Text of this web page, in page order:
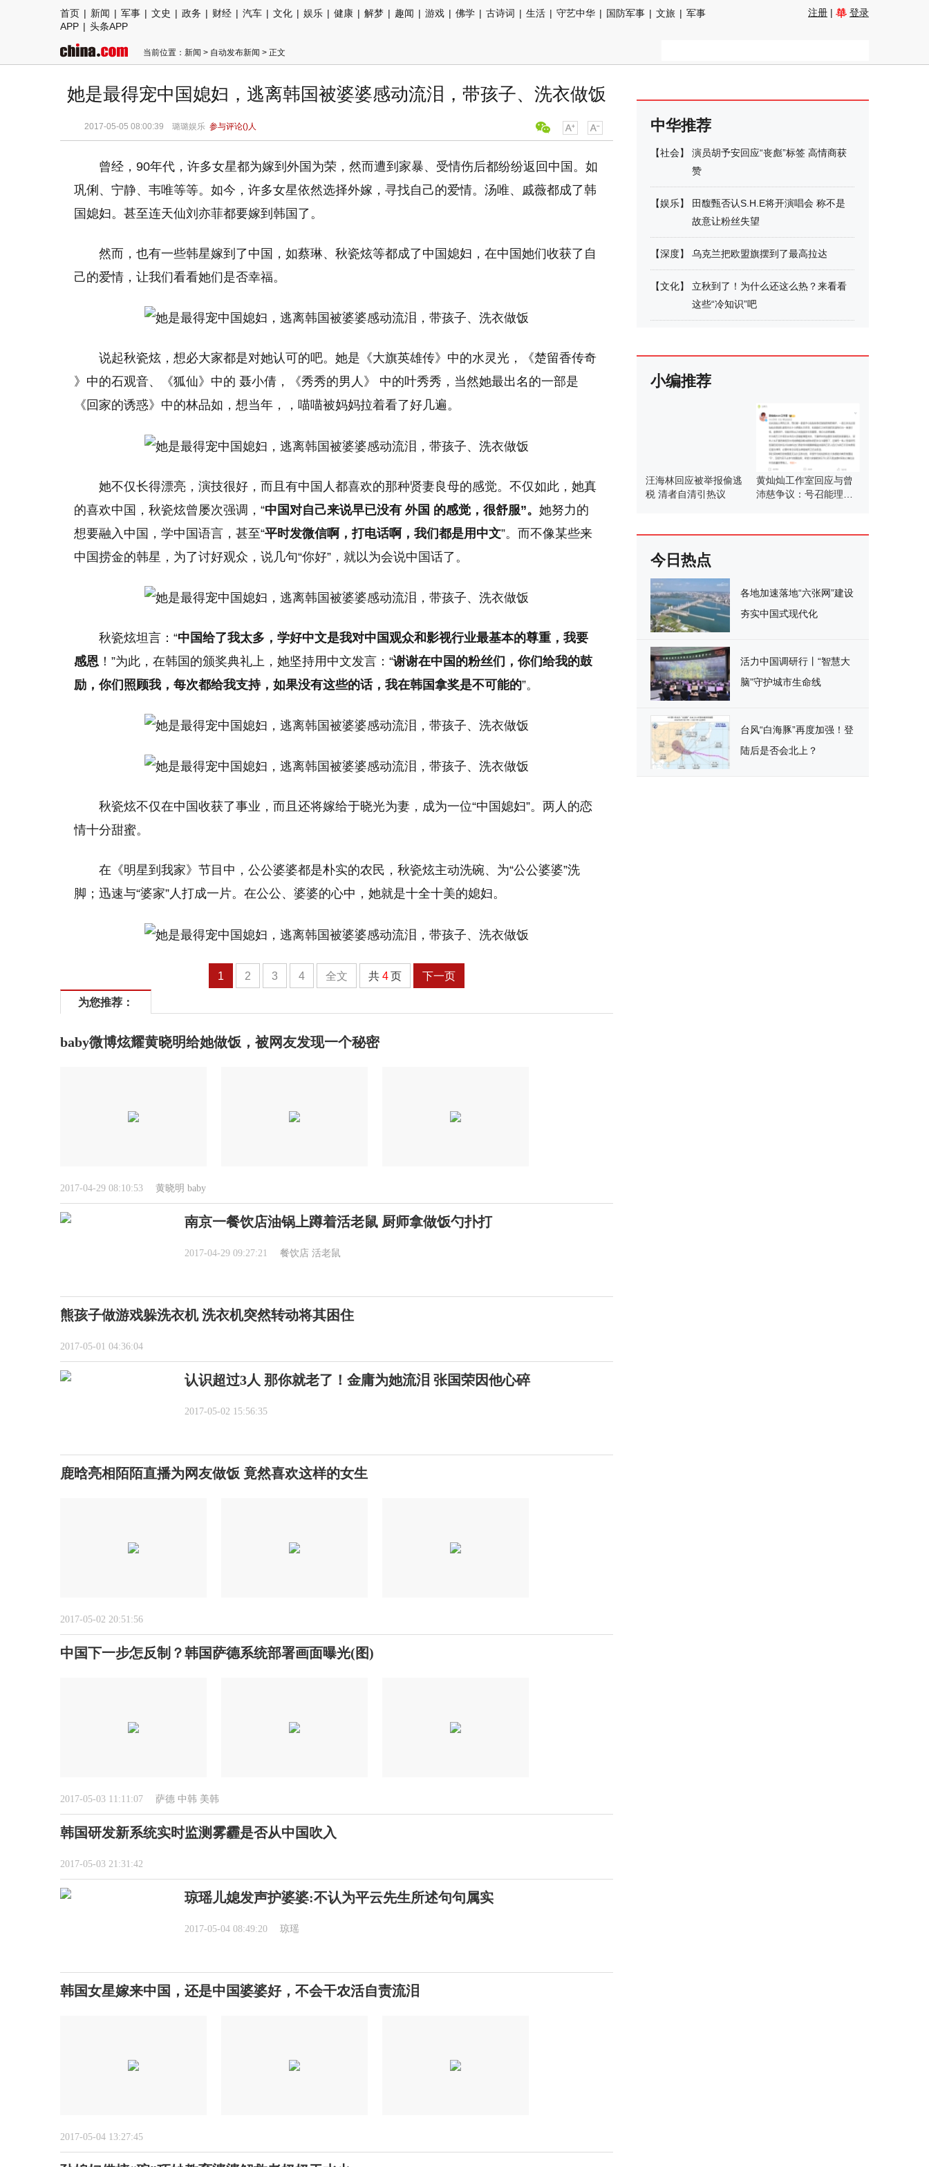
首页 | 新闻 | 军事 | 文史 | 政务 | 财经 | 汽车 | 文化 | 娱乐 | 健康 | 解梦 | 趣闻 | 游戏 | 佛学 | 古诗词 | 生活 | 守艺中华 | 国防军事 | 文旅 | 军事
APP | 头条APP
注册 | 登录
当前位置： 新闻 > 自动发布新闻 > 正文
她是最得宠中国媳妇，逃离韩国被婆婆感动流泪，带孩子、洗衣做饭
2017-05-05 08:00:39 璐璐娱乐 参与评论()人
曾经，90年代，许多女星都为嫁到外国为荣，然而遭到家暴、受情伤后都纷纷返回中国。如
巩俐、宁静、韦唯等等。如今，许多女星依然选择外嫁，寻找自己的爱情。汤唯、戚薇都成了韩
国媳妇。甚至连天仙刘亦菲都要嫁到韩国了。
然而，也有一些韩星嫁到了中国，如蔡琳、秋瓷炫等都成了中国媳妇，在中国她们收获了自
己的爱情，让我们看看她们是否幸福。
说起秋瓷炫，想必大家都是对她认可的吧。她是《大旗英雄传》中的水灵光，《楚留香传奇
》中的石观音、《狐仙》中的 聂小倩，《秀秀的男人》 中的叶秀秀，当然她最出名的一部是
《回家的诱惑》中的林品如，想当年，，喵喵被妈妈拉着看了好几遍。
她不仅长得漂亮，演技很好，而且有中国人都喜欢的那种贤妻良母的感觉。不仅如此，她真
的喜欢中国，秋瓷炫曾屡次强调，“中国对自己来说早已没有 外国 的感觉，很舒服”。 她努力的
想要融入中国，学中国语言，甚至“平时发微信啊，打电话啊，我们都是用中文”。而不像某些来
中国捞金的韩星，为了讨好观众，说几句“你好”，就以为会说中国话了。
秋瓷炫坦言：“中国给了我太多，学好中文是我对中国观众和影视行业最基本的尊重，我要
感恩 ！”为此，在韩国的颁奖典礼上，她坚持用中文发言：“谢谢在中国的粉丝们，你们给我的鼓
励，你们照顾我，每次都给我支持，如果没有这些的话，我在韩国拿奖是不可能的”。
秋瓷炫不仅在中国收获了事业，而且还将嫁给于晓光为妻，成为一位“中国媳妇”。两人的恋
情十分甜蜜。
在《明星到我家》节目中，公公婆婆都是朴实的农民，秋瓷炫主动洗碗、为“公公婆婆”洗
脚；迅速与“婆家”人打成一片。在公公、婆婆的心中，她就是十全十美的媳妇。
1 2 3 4 全文 共 4 页 下一页
为您推荐：
baby微博炫耀黄晓明给她做饭，被网友发现一个秘密
2017-04-29 08:10:53 黄晓明 baby
南京一餐饮店油锅上蹲着活老鼠 厨师拿做饭勺扑打
2017-04-29 09:27:21 餐饮店 活老鼠
熊孩子做游戏躲洗衣机 洗衣机突然转动将其困住
2017-05-01 04:36:04
认识超过3人 那你就老了！金庸为她流泪 张国荣因他心碎
2017-05-02 15:56:35
鹿晗亮相陌陌直播为网友做饭 竟然喜欢这样的女生
2017-05-02 20:51:56
中国下一步怎反制？韩国萨德系统部署画面曝光(图)
2017-05-03 11:11:07 萨德 中韩 美韩
韩国研发新系统实时监测雾霾是否从中国吹入
2017-05-03 21:31:42
琼瑶儿媳发声护婆婆:不认为平云先生所述句句属实
2017-05-04 08:49:20 琼瑶
韩国女星嫁来中国，还是中国婆婆好，不会干农活自责流泪
2017-05-04 13:27:45
中华推荐
【社会】
演员胡予安回应“丧彪”标签 高情商获
赞
【娱乐】
田馥甄否认S.H.E将开演唱会 称不是
故意让粉丝失望
【深度】 乌克兰把欧盟旗摆到了最高拉达
【文化】
立秋到了！为什么还这么热？来看看
这些“冷知识”吧
小编推荐
汪海林回应被举报偷逃
税 清者自清引热议
黄灿灿工作室回应与曾
沛慈争议：号召能理智
今日热点
各地加速落地“六张网”建设
夯实中国式现代化
活力中国调研行丨“智慧大
脑”守护城市生命线
台风“白海豚”再度加强！登
陆后是否会北上？